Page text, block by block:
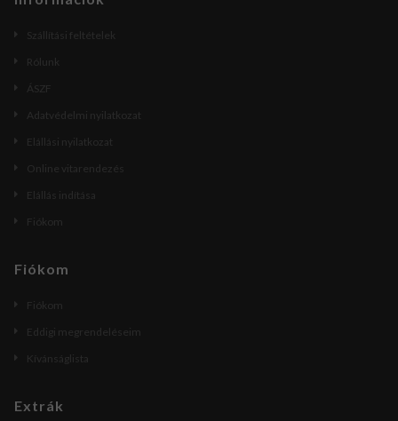
Szállítási feltételek
Rólunk
ÁSZF
Adatvédelmi nyilatkozat
Elállási nyilatkozat
Online vitarendezés
Elállás indítása
Fiókom
Fiókom
Fiókom
Eddigi megrendeléseim
Kívánságlista
Extrák